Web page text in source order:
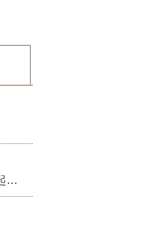
行政院核定西拉雅族為平埔原住民族群 盼望已久的重要時刻到來！8月13日起受理民族成員名冊登記